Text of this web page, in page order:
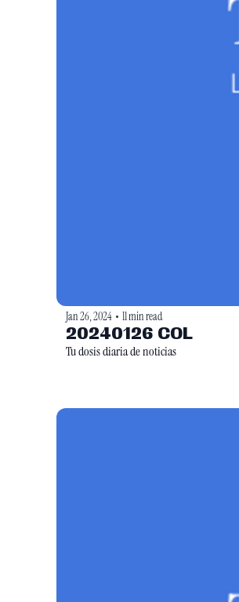
Jan 26, 2024 • 11 min read
20240126 COL
Tu dosis diaria de noticias